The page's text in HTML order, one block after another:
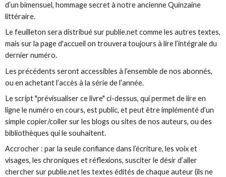
d’un bimensuel, hommage secret à notre ancienne Quinzaine
littéraire.
Le feuilleton sera distribué sur publie.net comme les autres textes,
mais sur la page d'accueil on trouvera toujours à lire l’intégrale du
dernier numéro.
Les précédents seront accessibles à l’ensemble de nos abonnés,
ou en achetant l’accès à la série de l’année.
Le script "prévisualiser ce livre" ci-dessus, qui permet de lire en
ligne le numéro en cours, est public, et peut être implémenté d’un
simple copier/coller sur les blogs ou sites de nos auteurs, ou des
bibliothèques qui le souhaitent.
Accrocher : par la seule confiance dans l’écriture, les voix et
visages, les chroniques et réflexions, susciter le désir d’aller
chercher sur publie.net les textes édités de chaque auteur (ils ne